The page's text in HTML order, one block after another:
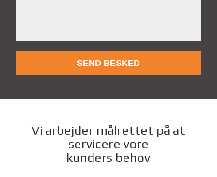
Vi arbejder målrettet på at
servicere vore
kunders behov